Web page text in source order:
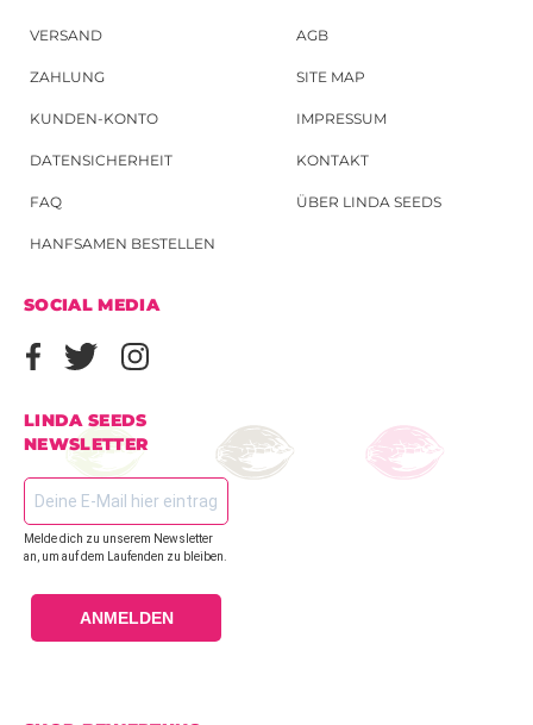
VERSAND
ZAHLUNG
KUNDEN-KONTO
DATENSICHERHEIT
FAQ
HANFSAMEN BESTELLEN
AGB
SITE MAP
IMPRESSUM
KONTAKT
ÜBER LINDA SEEDS
SOCIAL MEDIA
LINDA SEEDS
NEWSLETTER
Melde dich zu unserem Newsletter
an, um auf dem Laufenden zu bleiben.
ANMELDEN